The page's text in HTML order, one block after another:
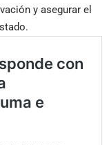
y asegurar el